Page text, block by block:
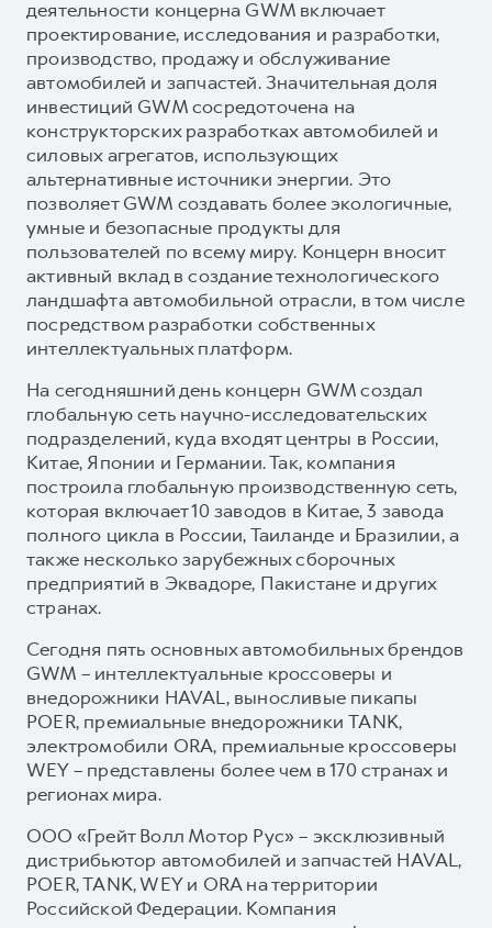
деятельности концерна GWM включает
проектирование, исследования и разработки,
производство, продажу и обслуживание
автомобилей и запчастей. Значительная доля
инвестиций GWM сосредоточена на
конструкторских разработках автомобилей и
силовых агрегатов, использующих
альтернативные источники энергии. Это
позволяет GWM создавать более экологичные,
умные и безопасные продукты для
пользователей по всему миру. Концерн вносит
активный вклад в создание технологического
ландшафта автомобильной отрасли, в том числе
посредством разработки собственных
интеллектуальных платформ.
На сегодняшний день концерн GWM создал
глобальную сеть научно-исследовательских
подразделений, куда входят центры в России,
Китае, Японии и Германии. Так, компания
построила глобальную производственную сеть,
которая включает 10 заводов в Китае, 3 завода
полного цикла в России, Таиланде и Бразилии, а
также несколько зарубежных сборочных
предприятий в Эквадоре, Пакистане и других
странах.
Сегодня пять основных автомобильных брендов
GWM – интеллектуальные кроссоверы и
внедорожники HAVAL, выносливые пикапы
POER, премиальные внедорожники TANK,
электромобили ORA, премиальные кроссоверы
WEY – представлены более чем в 170 странах и
регионах мира.
ООО «Грейт Волл Мотор Рус» – эксклюзивный
дистрибьютор автомобилей и запчастей HAVAL,
POER, TANK, WEY и ORA на территории
Российской Федерации. Компания